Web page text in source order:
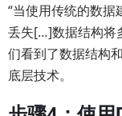
“当使用传统的数
丢失[…]数据结构将
们看到了数据结构
底层技术。